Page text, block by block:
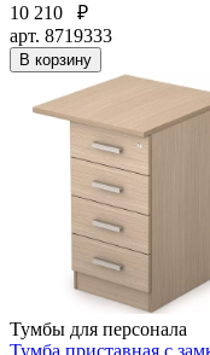
10 210
₽
арт. 8719333
В корзину
Тумбы для персонала
Тумба приставная с